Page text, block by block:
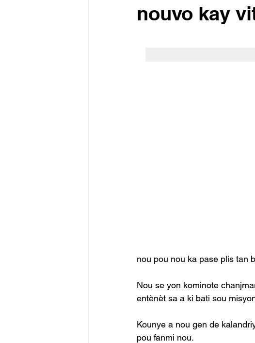
nouvo kay
nou pou nou ka pase plis tan
Nou se yon kominote
entènèt sa a ki bati sou
Kounye a nou gen de
pou fanmi nou.